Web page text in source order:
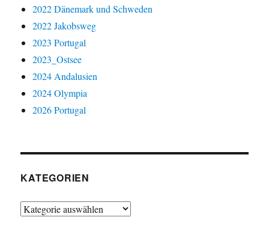
2022 Dänemark und Schweden
2022 Jakobsweg
2023 Portugal
2023_Ostsee
2024 Andalusien
2024 Olympia
2026 Portugal
KATEGORIEN
Kategorien